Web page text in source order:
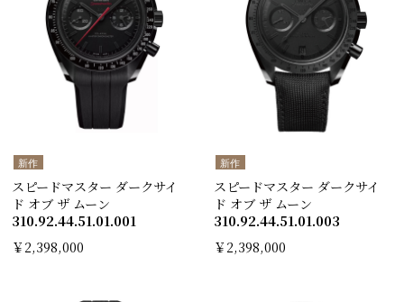
新作
スピードマスター ダークサイ
ド オブ ザ ムーン
310.92.44.51.01.00 1
￥2,398,000
新作
スピードマスター ダークサイ
ド オブ ザ ムーン
310.92.44.51.01.00 3
￥2,398,000